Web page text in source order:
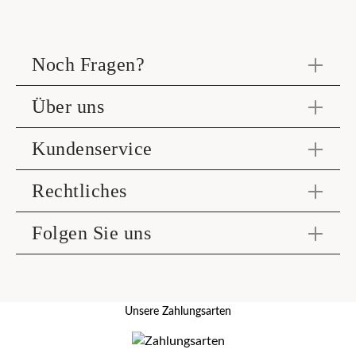
Noch Fragen?
Über uns
Kundenservice
Rechtliches
Folgen Sie uns
Unsere Zahlungsarten